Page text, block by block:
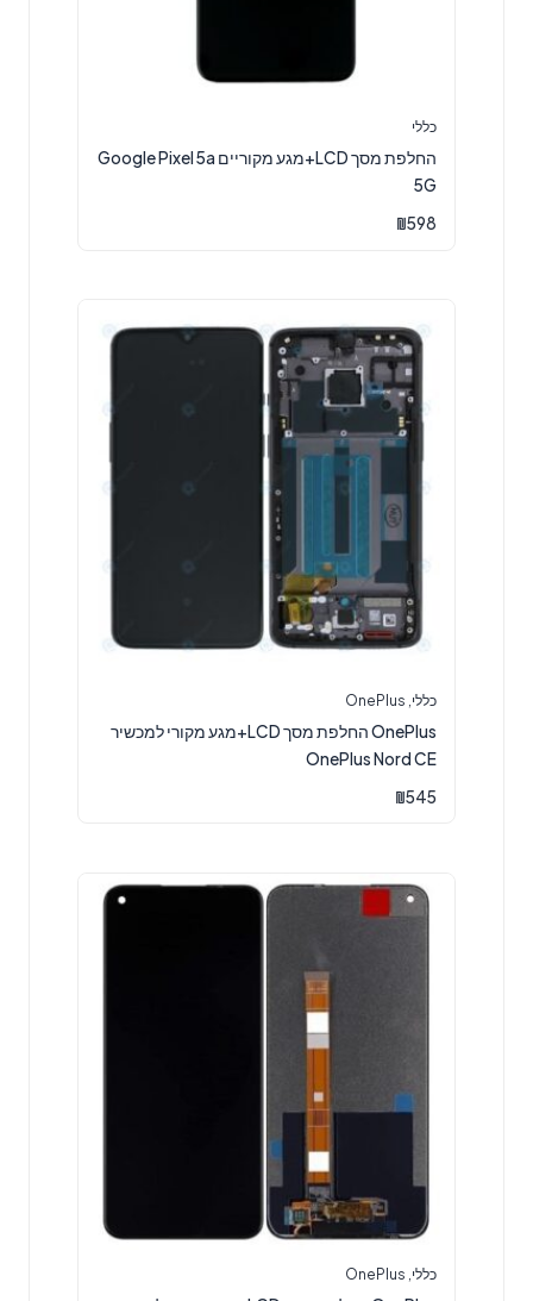
כללי
החלפת מסך LCD+מגע מקוריים Google Pixel 5a
5G
₪598
כללי OnePlus
OnePlus החלפת מסך LCD+מגע מקורי למכשיר
OnePlus Nord CE
₪545
כללי OnePlus